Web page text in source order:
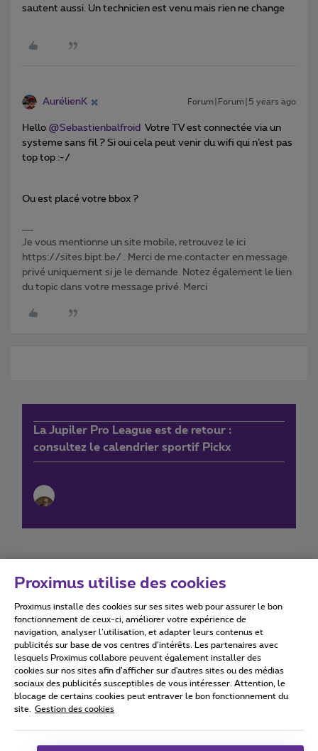
sautent aussi. Un technicien est venu mais rien ne change
AurélienK Forum|Forum|5 years ago
Hello @Sebastienbalfroid Votre TV est connectée via un
systeme sans fil ? Si oui cela peut venir du wifi qui n’est pas
top top :-/
Ou est placé votre bbox ?
Je vous mentionne un site mobile, retrouvez le ici
https://sites.bipt.be/ . Merci de me contacter en message
privé uniquement si je le demande. Notez également le lien
du topic dans votre message privé. Merci
La Jupiler Pro League est de retour :
consultez le calendrier sportif Pickx
Conditions d'utilisation Accessibility statement
Tous droits réservés. © 2026
Conditions générales, info consommateur
Proximus utilise des cookies
Proximus installe des cookies sur ses sites web pour assurer le bon
fonctionnement de ceux-ci, améliorer votre expérience de
navigation, analyser l’utilisation, et adapter leurs contenus et
publicités sur base de vos centres d’intérêts. Les partenaires avec
lesquels Proximus collabore peuvent également installer des
cookies sur nos sites afin d’afficher sur d'autres sites ou des médias
sociaux des publicités susceptibles de vous intéresser. Attention, le
blocage de certains cookies peut entraver le bon fonctionnement du
site.
Gestion des cookies